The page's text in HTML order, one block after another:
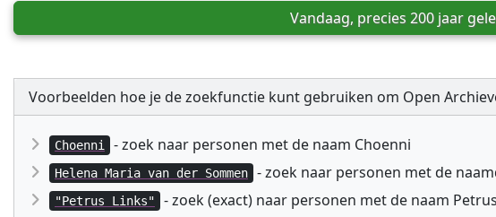
Vandaag, precies 200 jaar
Voorbeelden hoe je de zoekfunctie kunt gebruiken om Open
Choenni - zoek naar personen met de naam Choenni
Helena Maria van der Sommen - zoek naar personen met de
"Petrus Links" - zoek (exact) naar personen met de naam